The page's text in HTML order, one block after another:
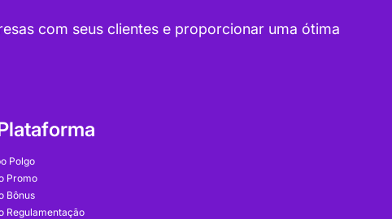
com seus clientes e proporcionar uma ótima
Polgo
Promo
Bônus
Regulamentação